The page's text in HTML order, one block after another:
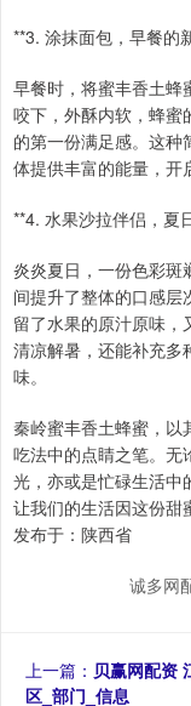
**3. 涂抹面包，早餐的
早餐时，将蜜丰香土蜂
咬下，外酥内软，蜂蜜
的第一份满足感。这
体提供丰富的能量，开
**4. 水果沙拉伴侣，夏
炎炎夏日，一份色彩斑
间提升了整体的口感
留了水果的原汁原味，
清凉解暑，还能补充多
味。
秦岭蜜丰香土蜂蜜，以
吃法中的点睛之笔。无
光，亦或是忙碌生活中
让我们的生活因这份甜
发布于：陕西省
诚多网
上一篇： 贝赢网配资
区_部门_信息